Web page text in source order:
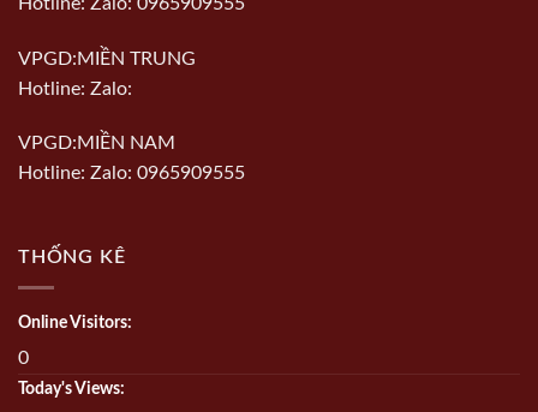
VPGD:MIỀN TRUNG
Hotline: Zalo:
VPGD:MIỀN NAM
Hotline: Zalo: 0965909555
THỐNG KÊ
Online Visitors:
0
Today's Views: